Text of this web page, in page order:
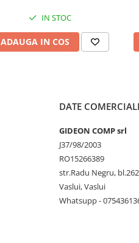
IN STOC
ADAUGA IN COS
DATE
GIDEON COMP srl
J37/98/2003
RO15266389
str.Radu Negru,
Vaslui, Vaslui
Whatsupp -